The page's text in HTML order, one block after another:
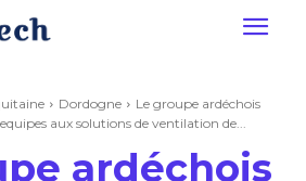
Dordogne
Le groupe ardéchois
equipes aux solutions de ventilation de...
ardéchois